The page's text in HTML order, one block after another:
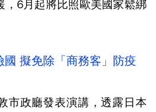
，6月起將比照歐美國家鬆綁
擬免除「商務客」防疫
市政廳發表演講，透露日本